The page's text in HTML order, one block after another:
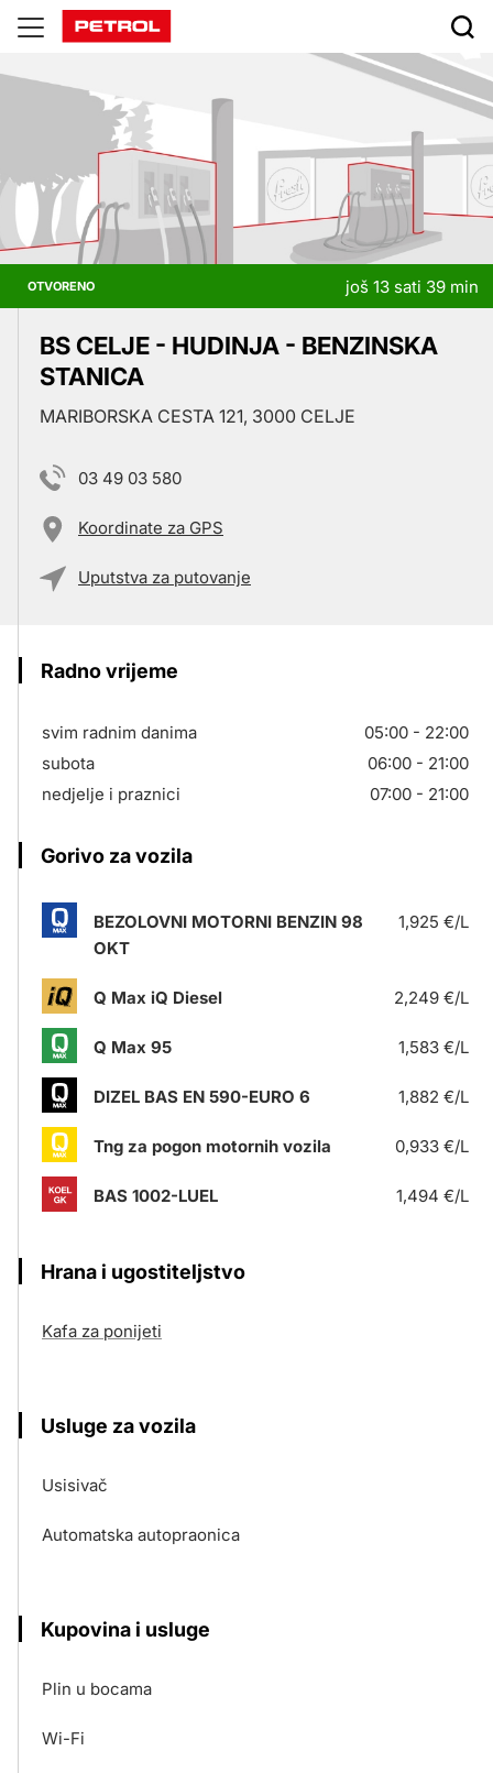
Prodajna
mjesta
OTVORENO još 13 sati 39 min
BS CELJE - HUDINJA - BENZINSKA
STANICA
MARIBORSKA CESTA 121, 3000 CELJE
03 49 03 580
Koordinate za GPS
Uputstva za putovanje
Radno vrijeme
svim radnim danima
05:00 - 22:00
subota
06:00 - 21:00
nedjelje i praznici
07:00 - 21:00
Gorivo za vozila
BEZOLOVNI MOTORNI BENZIN 98
OKT
1,925 €/L
Q Max iQ Diesel 2,249 €/L
Q Max 95 1,583 €/L
DIZEL BAS EN 590-EURO 6 1,882 €/L
Tng za pogon motornih vozila 0,933 €/L
BAS 1002-LUEL 1,494 €/L
Hrana i ugostiteljstvo
Kafa za ponijeti
Usluge za vozila
Usisivač
Automatska autopraonica
Kupovina i usluge
Plin u bocama
Wi-Fi